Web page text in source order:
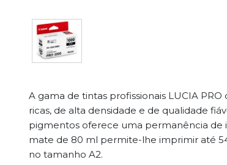
A gama de tintas profissionais LUCIA
ricas, de alta densidade e de qualidade
pigmentos oferece uma permanência
mate de 80 ml permite-lhe imprimir até
no tamanho A2.